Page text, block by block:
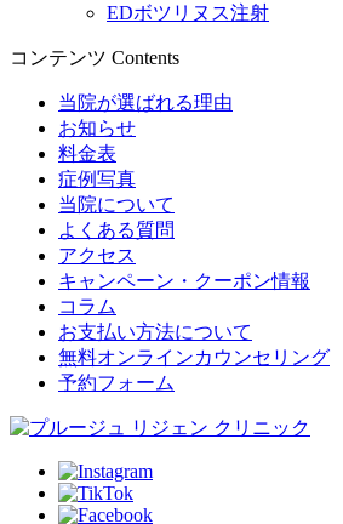
EDボツリヌス注射
コンテンツ Contents
当院が選ばれる理由
お知らせ
料金表
症例写真
当院について
よくある質問
アクセス
キャンペーン・クーポン情報
コラム
お支払い方法について
無料オンラインカウンセリング
予約フォーム